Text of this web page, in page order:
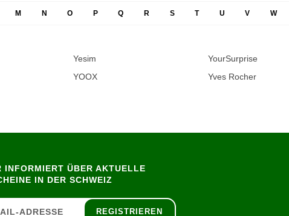
M N O P Q R S T U V W
Yesim
YourSurprise
YOOX
Yves Rocher
INFORMIERT ÜBER AKTUELLE
IN DER SCHWEIZ
REGISTRIEREN